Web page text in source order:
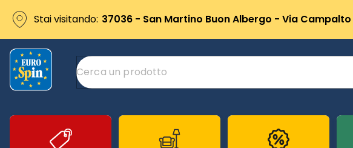
Stai visitando: 37036 - San Martino Buon Albergo - Via Campalto